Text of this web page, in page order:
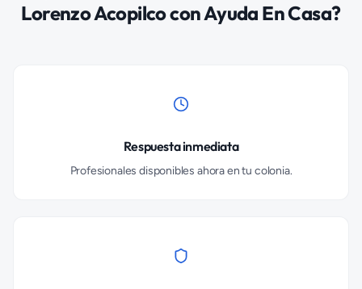
Lorenzo Acopilcocon Ayuda En Casa?
Respuesta inmediata
Profesionales disponibles ahora en tu colonia.